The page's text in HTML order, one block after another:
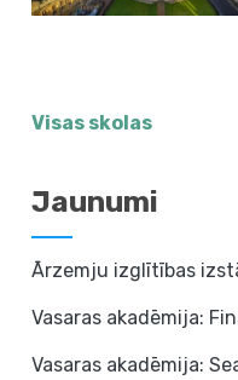
Visas skolas
Jaunumi
Ārzemju izglītības
Vasaras akadēmija:
Vasaras akadēmija: